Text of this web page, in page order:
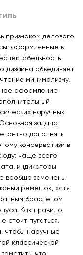
признаком делового
оформленные в
дизайна объединяет
минимализму,
оформление
наручных
задача
дополнять
консерватизм в
чаще всего
индикаторы
вообще заменены
ремешок, хотя
браслетом.
Как правило,
стоит пугаться.
чтобы наручные
классической
что